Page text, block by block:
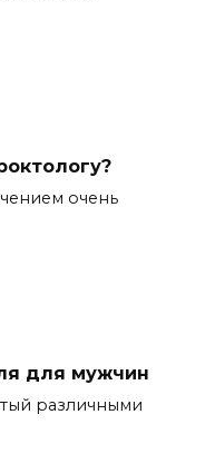
очень
для мужчин
различными